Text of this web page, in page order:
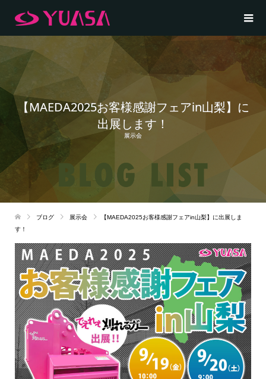
【MAEDA2025お客様感謝フェアin山梨】に
出展します！
展示会
ブログ 展示会
【MAEDA2025お客様感謝フェアin山梨】に出展しま
す！